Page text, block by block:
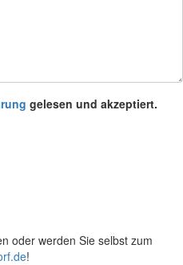
gelesen und akzeptiert.
oder werden Sie selbst zum
!